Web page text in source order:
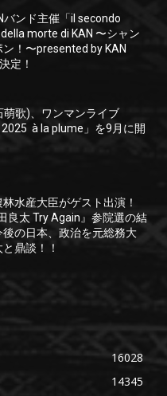
バンド主催「il secondo
morte di KAN 〜シャン
！〜presented by KAN
定！
萌歌)、ワンマンライブ
2025 à la plume」を9月に開
水産大臣がゲスト出演！
良太 Try Again』参院選の結
の日本、政治を元総務大
鼎談！！
16028
14345